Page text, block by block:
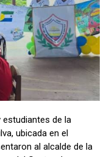
estudiantes de la
ubicada en el
al alcalde de la